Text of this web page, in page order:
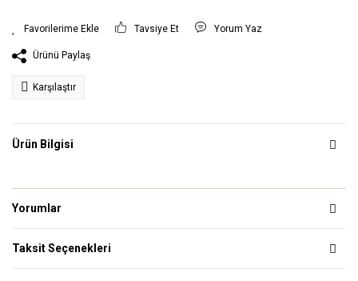
Tavsiye Et Yorum Yaz
Ürünü Paylaş
Karşılaştır
Ürün Bilgisi
Yorumlar
Taksit Seçenekleri